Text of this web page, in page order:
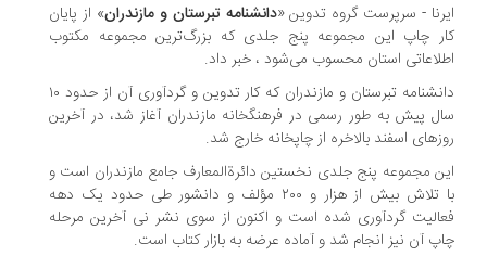
- سرپرست گروه تدوین «دانشنامه تبرستان و مازندران» از پایان
چاپ این مجموعه پنج جلدی که بزرگ‌ترین مجموعه مکتوب
استان محسوب می‌شود ، خبر داد.
دانشنامه تبرستان و مازندران که کار تدوین و گردآوری آن از حدود ۱۰
پیش به طور رسمی در فرهنگخانه مازندران آغاز شد، در آخرین
اسفند بالاخره از چاپخانه خارج شد.
مجموعه پنج جلدی نخستین دائرة‌المعارف جامع مازندران است و
با تلاش بیش از هزار و ۲۰۰ مؤلف و دانشور طی حدود یک دهه
گردآوری شده است و اکنون از سوی نشر نی آخرین مرحله
آن نیز انجام شد و آماده عرضه به بازار کتاب است.